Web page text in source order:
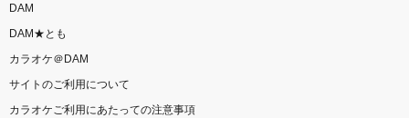
DAM
DAM★とも
カラオケ＠DAM
サイトのご利用について
カラオケご利用にあたっての注意事項